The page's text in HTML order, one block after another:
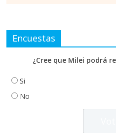
Encuestas
¿Cree que Milei podrá
Si
No